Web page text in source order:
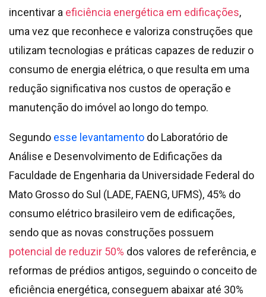
incentivar a eficiência energética em edificações,
uma vez que reconhece e valoriza construções que
utilizam tecnologias e práticas capazes de reduzir o
consumo de energia elétrica, o que resulta em uma
redução significativa nos custos de operação e
manutenção do imóvel ao longo do tempo.
Segundo esse levantamento do Laboratório de
Análise e Desenvolvimento de Edificações da
Faculdade de Engenharia da Universidade Federal do
Mato Grosso do Sul (LADE, FAENG, UFMS), 45% do
consumo elétrico brasileiro vem de edificações,
sendo que as novas construções possuem
potencial de reduzir 50% dos valores de referência, e
reformas de prédios antigos, seguindo o conceito de
eficiência energética, conseguem abaixar até 30%